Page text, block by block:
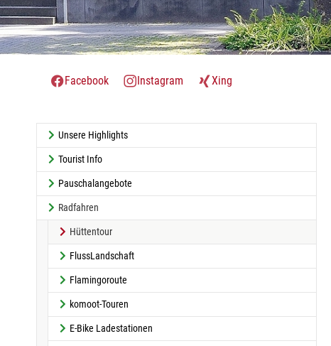
Facebook Instagram Xing
Unsere Highlights
Tourist Info
Pauschalangebote
Radfahren
Hüttentour(current)
FlussLandschaft
Flamingoroute
komoot-Touren
E-Bike Ladestationen